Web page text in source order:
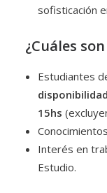
sofisticación
¿Cuáles
Estudiantes
15hs
Interés en
Estudio.